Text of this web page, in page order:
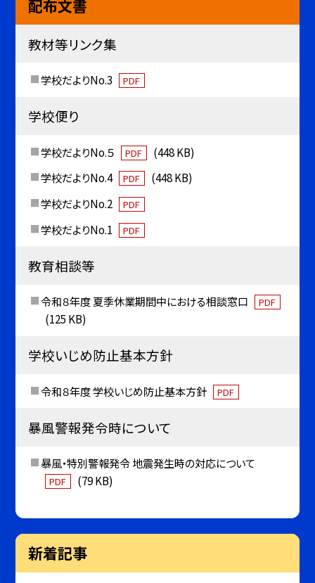
配布文書
教材等リンク集
学校だよりNo.3 PDF
学校便り
学校だよりNo.５ PDF
(448 KB)
学校だよりNo.4
PDF
(448 KB)
学校だよりNo.2
PDF
学校だよりNo.1 PDF
教育相談等
令和８年度 夏季休業期間中における相談窓口 PDF
(125 KB)
学校いじめ防止基本方針
令和８年度 学校いじめ防止基本方針 PDF
暴風警報発令時について
暴風・特別警報発令 地震発生時の対応について
PDF (79 KB)
新着記事